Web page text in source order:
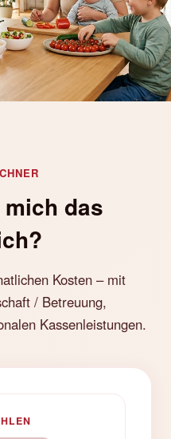
das
Kosten – mit
/ Betreuung,
Kassenleistungen.